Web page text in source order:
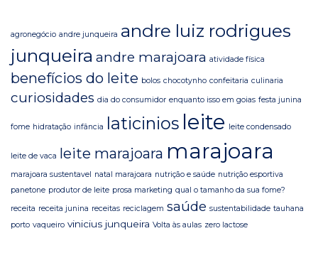
agronegócio andre junqueira andre luiz rodrigues
junqueira andre marajoara atividade física
benefícios do leite bolos chocotynho confeitaria culinaria
curiosidades dia do consumidor enquanto isso em goias festa junina
fome hidratação infância laticinios leite leite condensado
leite de vaca leite marajoara marajoara
marajoara sustentavel natal marajoara nutrição e saúde nutrição esportiva
panetone produtor de leite prosa marketing qual o tamanho da sua fome?
receita receita junina receitas reciclagem saúde sustentabilidade tauhana
porto vaqueiro vinicius junqueira Volta às aulas zero lactose